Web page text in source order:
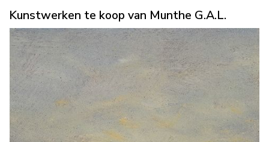
Kunstwerken te koop van Munthe G.A.L.